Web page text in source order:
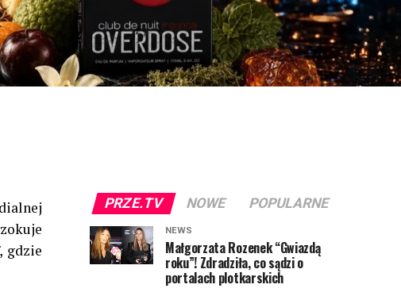
, gdzie
PRZE.TV NOWE POPULARNE
NEWS
Małgorzata Rozenek “Gwiazdą
roku”! Zdradziła, co sądzi o
portalach plotkarskich